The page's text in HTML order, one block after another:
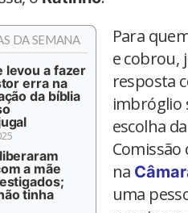
DA SEMANA
levou a fazer
erra na
da bíblia
a mãe
tinha
Para
e cobrou,
resposta
imbróglio
escolha
na
uma